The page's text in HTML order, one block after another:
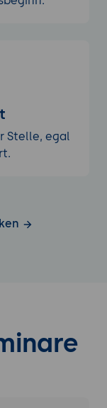
Stelle, egal